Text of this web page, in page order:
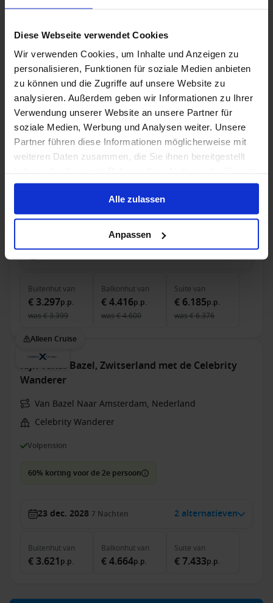
Diese Webseite verwendet Cookies
Wir verwenden Cookies, um Inhalte und Anzeigen zu
personalisieren, Funktionen für soziale Medien anbieten
zu können und die Zugriffe auf unsere Website zu
analysieren. Außerdem geben wir Informationen zu Ihrer
Verwendung unserer Website an unsere Partner für
soziale Medien, Werbung und Analysen weiter. Unsere
Partner führen diese Informationen möglicherweise mit
weiteren Daten zusammen, die Sie ihnen bereitgestellt
gesammelt haben.
Alle zulassen
Anpassen
Buitenhut van
€ 3.385
was€ 3.563
Balkonhutvan
€ 4.274
was€ 4.646
was€ 6.416
Alleen Cruise
Rijn vanaf Amsterdam, Nederland met de
Celebrity Wanderer
Van Amsterdam, Nederland Naar Bazel
Celebrity Wanderer
Volpension
60% korting voor de 2e persoon
Buitenhutvan
€ 3.297p.p.
was€ 3.399
Balkonhutvan
€ 4.416p.p.
was€ 4.600
Suite van
€ 6.185p.p.
was€ 6.376
Alleen Cruise
Rijn vanaf Bazel, Zwitserland met de Celebrity
Wanderer
Van Bazel Naar Amsterdam, Nederland
Celebrity Wanderer
Volpension
60% korting voor de 2e persoon
23 dec. 2028 7 Nachten 2 alternatieven
Buitenhutvan
€ 3.621 p.p.
Balkonhutvan
€ 4.664p.p.
Suite van
€ 7.433p.p.